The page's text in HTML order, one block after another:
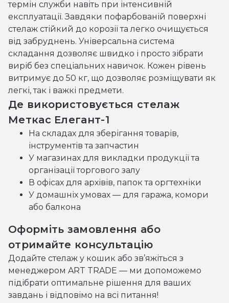
термін служби навіть при інтенсивній
експлуатації. Завдяки пофарбованій поверхні
стелаж стійкий до корозії та легко очищується
від забруднень. Універсальна система
складання дозволяє швидко і просто зібрати
виріб без спеціальних навичок. Кожен рівень
витримує до 50 кг, що дозволяє розміщувати як
легкі, так і важкі предмети.
Де використовується стелаж
Меткас Елегант-1
На складах для зберігання товарів,
інструментів та запчастин
У магазинах для викладки продукції та
організації торгового залу
В офісах для архівів, папок та оргтехніки
У домашніх умовах — для гаража, комори
або балкона
Оформіть замовлення або
отримайте консультацію
Додайте стелаж у кошик або зв’яжіться з
менеджером ART TRADE — ми допоможемо
підібрати оптимальне рішення для ваших
завдань і відповімо на всі питання!